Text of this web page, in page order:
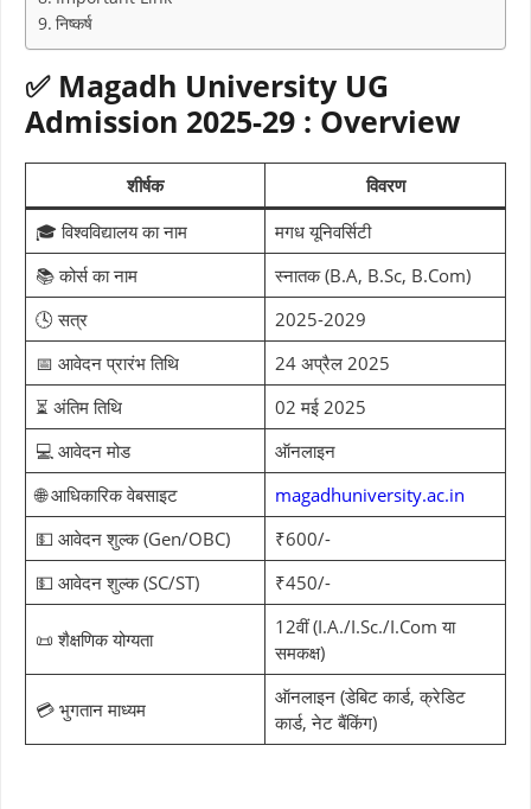
निष्कर्ष
✅ Magadh University UG
Admission 2025-29 : Overview
शीर्षक
विवरण
🎓 विश्वविद्यालय का नाम
मगध यूनिवर्सिटी
📚 कोर्स का नाम
स्नातक (B.A, B.Sc, B.Com)
🕓 सत्र
2025-2029
📅 आवेदन प्रारंभ तिथि
24 अप्रैल 2025
⏳ अंतिम तिथि
02 मई 2025
💻 आवेदन मोड
ऑनलाइन
🌐 आधिकारिक वेबसाइट
magadhuniversity.ac.in
💵 आवेदन शुल्क (Gen/OBC)
₹600/-
💵 आवेदन शुल्क (SC/ST)
₹450/-
📜 शैक्षणिक योग्यता
12वीं (I.A./I.Sc./I.Com या
समकक्ष)
💳 भुगतान माध्यम
ऑनलाइन (डेबिट कार्ड, क्रेडिट
कार्ड, नेट बैंकिंग)